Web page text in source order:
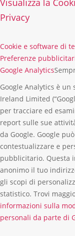
Privacy
Cookie e software di
Preferenze
Google Analytics
Google Analytics è
Ireland Limited
per tracciare ed
report sulle sue
da Google. Google
contestualizzare e
pubblicitario. Questa
anonimo il tuo
gli scopi di
statistico. Trovi
informazioni sulla
personali da parte di